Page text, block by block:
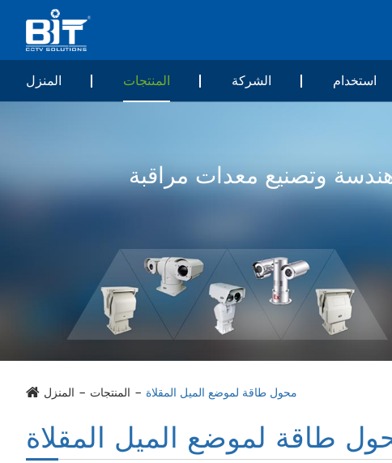
المنزل المنتجات الشركة استخدام
المنزل المنتجات محول طاقة لموضع الميل المقلاة
طاقة لموضع الميل المقلاة